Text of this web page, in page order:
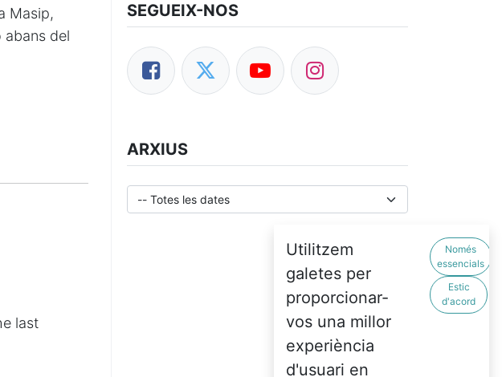
Masip,
abans del
last
SEGUEIX-NOS
ARXIUS
Utilitzem
galetes per
proporcionar-
vos una millor
experiència
d'usuari en
Només
essencials
Estic
d'acord